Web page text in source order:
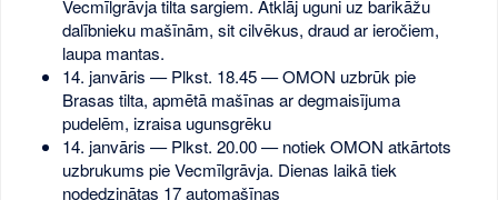
Vecmīlgrāvja tilta sargiem. Atklāj uguni uz barikāžu
dalībnieku mašīnām, sit cilvēkus, draud ar ieročiem,
laupa mantas.
14. janvāris — Plkst. 18.45 — OMON uzbrūk pie
Brasas tilta, apmētā mašīnas ar degmaisījuma
pudelēm, izraisa ugunsgrēku
14. janvāris — Plkst. 20.00 — notiek OMON atkārtots
uzbrukums pie Vecmīlgrāvja. Dienas laikā tiek
nodedzinātas 17 automašīnas